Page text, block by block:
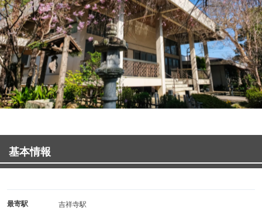
基本情報
最寄駅 吉祥寺駅